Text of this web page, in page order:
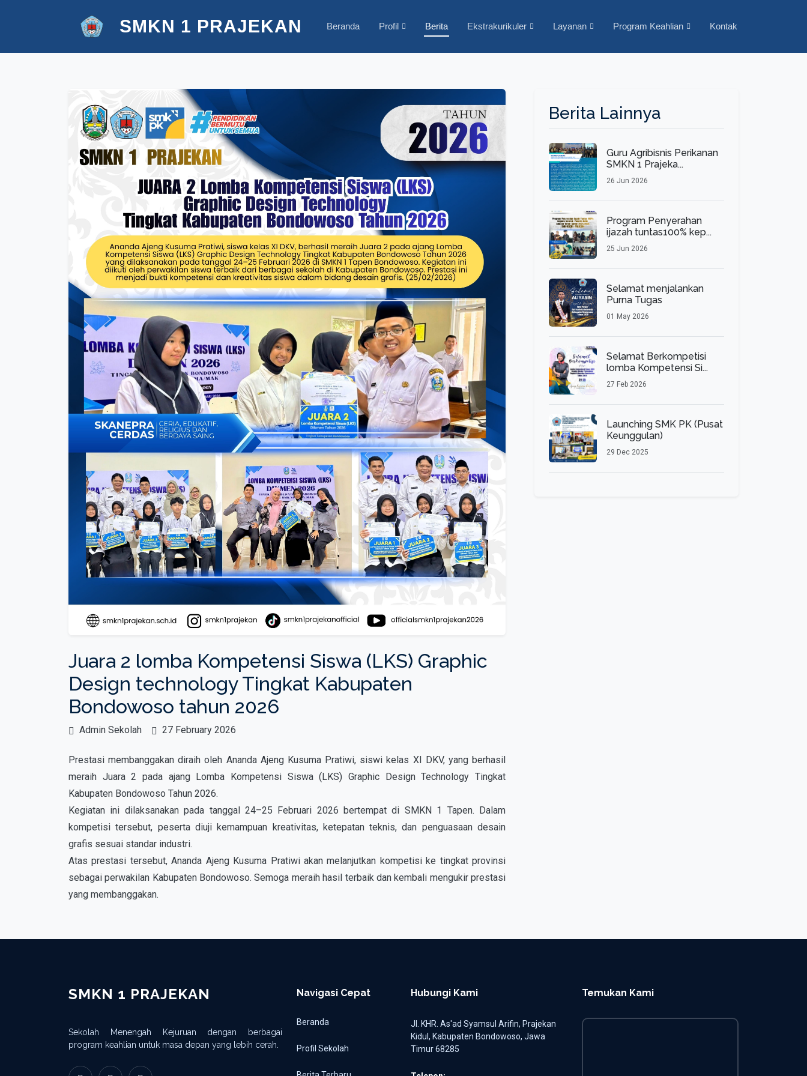
SMKN 1 PRAJEKAN Beranda Profil Berita Ekstrakurikuler Layanan Program Keahlian Kontak
Juara 2 lomba Kompetensi Siswa (LKS) Graphic
Design technology Tingkat Kabupaten
Bondowoso tahun 2026
Admin Sekolah 27 February 2026
Prestasi membanggakan diraih oleh Ananda Ajeng Kusuma Pratiwi, siswi kelas XI DKV, yang berhasil
meraih Juara 2 pada ajang Lomba Kompetensi Siswa (LKS) Graphic Design Technology Tingkat
Kabupaten Bondowoso Tahun 2026.
Kegiatan ini dilaksanakan pada tanggal 24–25 Februari 2026 bertempat di SMKN 1 Tapen. Dalam
kompetisi tersebut, peserta diuji kemampuan kreativitas, ketepatan teknis, dan penguasaan desain
grafis sesuai standar industri.
Atas prestasi tersebut, Ananda Ajeng Kusuma Pratiwi akan melanjutkan kompetisi ke tingkat provinsi
sebagai perwakilan Kabupaten Bondowoso. Semoga meraih hasil terbaik dan kembali mengukir prestasi
yang membanggakan.
Berita Lainnya
Guru Agribisnis Perikanan
SMKN 1 Prajeka...
26 Jun 2026
Program Penyerahan
ijazah tuntas100% kep...
25 Jun 2026
Selamat menjalankan
Purna Tugas
01 May 2026
Selamat Berkompetisi
lomba Kompetensi Si...
27 Feb 2026
Launching SMK PK (Pusat
Keunggulan)
29 Dec 2025
SMKN 1 PRAJEKAN
Sekolah Menengah Kejuruan dengan berbagai
program keahlian untuk masa depan yang lebih cerah.
Navigasi Cepat
Beranda
Profil Sekolah
Hubungi Kami
Jl. KHR. As'ad Syamsul Arifin, Prajekan
Kidul, Kabupaten Bondowoso, Jawa
Timur 68285
Temukan Kami